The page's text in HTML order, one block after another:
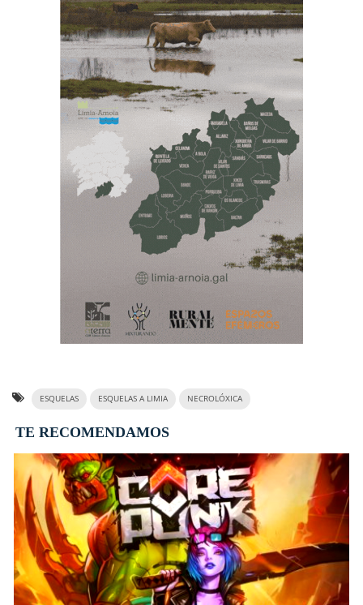
ESQUELAS ESQUELAS A LIMIA NECROLÓXICA
TE RECOMENDAMOS